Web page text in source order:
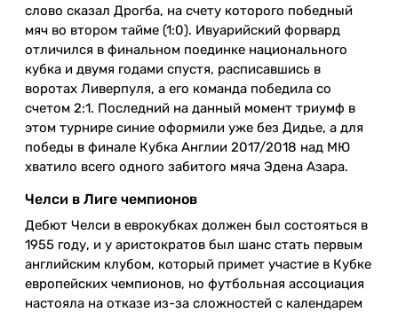
слово сказал Дрогба, на счету которого победный
мяч во втором тайме (1:0). Ивуарийский форвард
отличился в финальном поединке национального
кубка и двумя годами спустя, расписавшись в
воротах Ливерпуля, а его команда победила со
счетом 2:1. Последний на данный момент триумф в
этом турнире синие оформили уже без Дидье, а для
победы в финале Кубка Англии 2017/2018 над МЮ
хватило всего одного забитого мяча Эдена Азара.
Челси в Лиге чемпионов
Дебют Челси в еврокубках должен был состояться в
1955 году, и у аристократов был шанс стать первым
английским клубом, который примет участие в Кубке
европейских чемпионов, но футбольная ассоциация
настояла на отказе из-за сложностей с календарем